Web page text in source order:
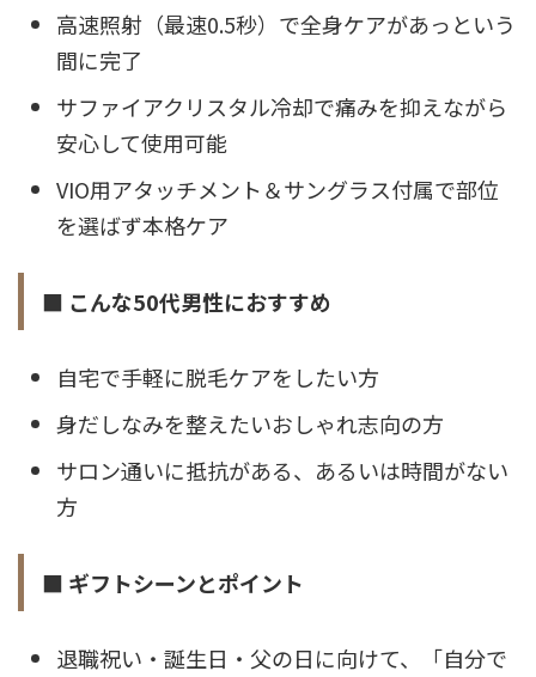
高速照射（最速0.5秒）で全身ケアがあっという
間に完了
サファイアクリスタル冷却で痛みを抑えながら
安心して使用可能
VIO用アタッチメント＆サングラス付属で部位
を選ばず本格ケア
■ こんな50代男性におすすめ
自宅で手軽に脱毛ケアをしたい方
身だしなみを整えたいおしゃれ志向の方
サロン通いに抵抗がある、あるいは時間がない
方
■ ギフトシーンとポイント
退職祝い・誕生日・父の日に向けて、「自分で